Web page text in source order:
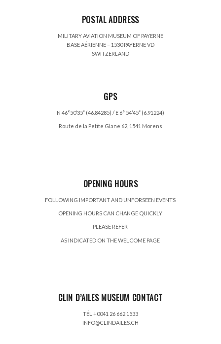
POSTAL ADDRESS
MILITARY AVIATION MUSEUM OF PAYERNE
BASE AÉRIENNE – 1530 PAYERNE VD
SWITZERLAND
GPS
N 46°50’35” (46.84285) / E 6° 54’45” (6.91224)
Route de la Petite Glane 62, 1541 Morens
OPENING HOURS
FOLLOWING IMPORTANT AND UNFORSEEN EVENTS
OPENING HOURS CAN CHANGE QUICKLY
PLEASE REFER
AS INDICATED ON THE WELCOME PAGE
CLIN D’AILES MUSEUM CONTACT
TÉL +0041 26 662 1533
INFO@CLINDAILES.CH